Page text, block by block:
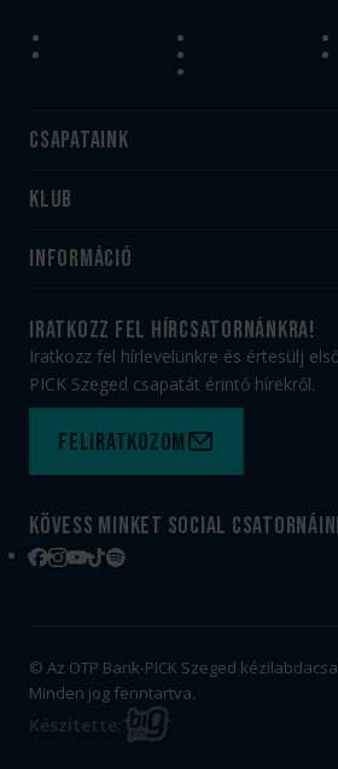
Csapataink
Felnőtt
Utánpótlás
Klub
#HandballFamily
Munkatársaink
PICK Aréna
Sajtóakkreditáció
Információ
Jegy- és bérletvásárlás
Webshop
Adatvédelem
Felhasználási feltételek
Kapcsolat
iratkozz fel hírcsatornánkra!
Iratkozz fel hírlevelünkre és értesülj
PICK Szeged csapatát érintő hírekről.
Feliratkozom
Kövess minket social
Facebook
Instagram
YouTube
TikTokSpotify
© Az OTP Bank-PICK Szeged
Minden jog fenntartva.
Készítette: BIG
FISH